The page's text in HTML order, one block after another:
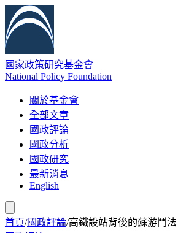
國家政策研究基金會
National Policy Foundation
關於基金會
全部文章
國政評論
國政分析
國政研究
最新消息
English
首頁/國政評論/高鐵設站背後的蘇游鬥法